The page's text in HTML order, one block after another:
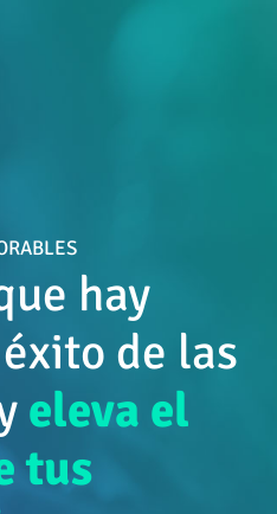
hay
de las
eleva el
tus